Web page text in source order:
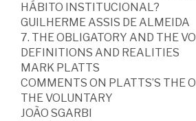
HÁBITO INSTITUCIONAL?
GUILHERME ASSIS DE ALMEIDA
7. THE OBLIGATORY AND THE
DEFINITIONS AND REALITIES
MARK PLATTS
COMMENTS ON PLATTS’S THE
THE VOLUNTARY
JOÃO SGARBI